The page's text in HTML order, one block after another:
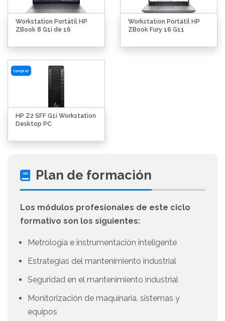
Workstation Portátil HP
ZBook 8 G1i de 16
Workstation Portátil HP
ZBook Fury 16 G11
Comprar
HP Z2 SFF G1i Workstation
Desktop PC
Plan de formación
Los módulos profesionales de este ciclo
formativo son los siguientes:
Metrología e instrumentación inteligente
Estrategias del mantenimiento industrial
Seguridad en el mantenimiento industrial
Monitorización de maquinaria, sistemas y
equipos